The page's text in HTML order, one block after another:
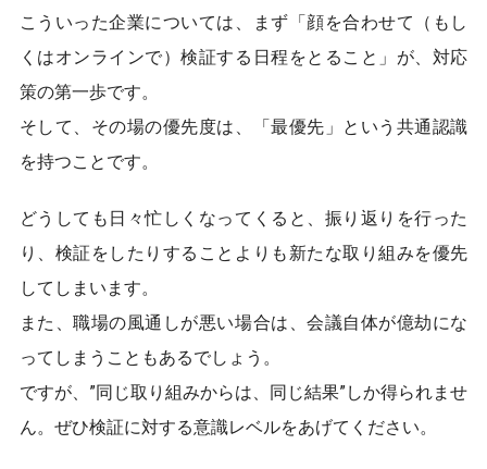
こういった企業については、まず「顔を合わせて（もし
くはオンラインで）検証する日程をとること」が、対応
策の第一歩です。
そして、その場の優先度は、「最優先」という共通認識
を持つことです。
どうしても日々忙しくなってくると、振り返りを行った
り、検証をしたりすることよりも新たな取り組みを優先
してしまいます。
また、職場の風通しが悪い場合は、会議自体が億劫にな
ってしまうこともあるでしょう。
ですが、”同じ取り組みからは、同じ結果”しか得られませ
ん。ぜひ検証に対する意識レベルをあげてください。